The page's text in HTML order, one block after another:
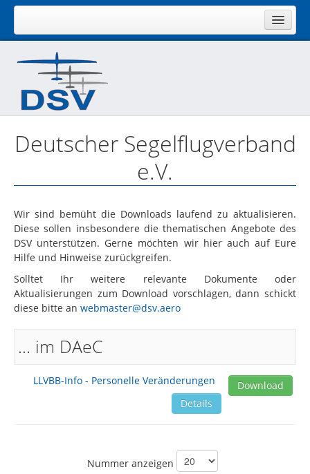
Service
Flugbetrieb
Fluggelände
Vereinsmanagement
Luftraum
Gesamt
Regionalbereich Nord
Regionalbereich Ost
Regionalbereich Mitte
Regionalbereich West
Regionalbereich Südost
Deutscher Segelflugverband
e.V.
Wir sind bemüht die Downloads laufend zu aktualisieren.
Diese sollen insbesondere die thematischen Angebote des
DSV unterstützen. Gerne möchten wir hier auch auf Eure
Hilfe und Hinweise zurückgreifen.
Solltet Ihr weitere relevante Dokumente oder
Aktualisierungen zum Download vorschlagen, dann schickt
diese bitte an webmaster@dsv.aero
... im DAeC
LLVBB-Info - Personelle Veränderungen
Download
Details
Nummer anzeigen